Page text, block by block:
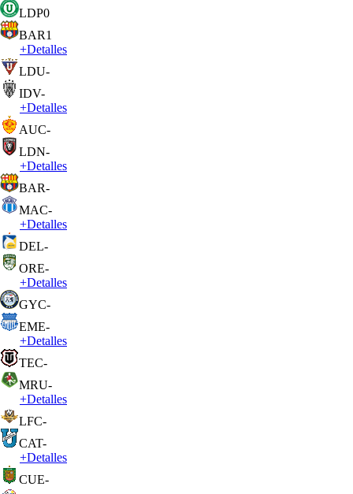
LDP0
BAR1
+Detalles
LDU-
IDV-
+Detalles
AUC-
LDN-
+Detalles
BAR-
MAC-
+Detalles
DEL-
ORE-
+Detalles
GYC-
EME-
+Detalles
TEC-
MRU-
+Detalles
LFC-
CAT-
+Detalles
CUE-